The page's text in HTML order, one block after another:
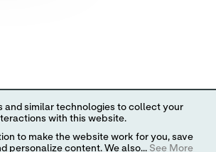
and similar technologies to collect your
with this website.
to make the website work for you, save
personalize content. We also... See More